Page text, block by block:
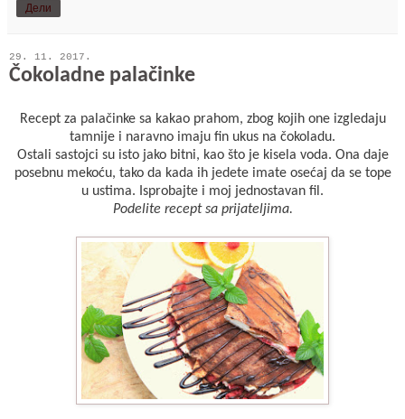
Дели
29. 11. 2017.
Čokoladne palačinke
Recept za palačinke sa kakao prahom, zbog kojih one izgledaju
tamnije i naravno imaju fin ukus na čokoladu.
Ostali sastojci su isto jako bitni, kao što je kisela voda. Ona daje
posebnu mekoću, tako da kada ih jedete imate osećaj da se tope
u ustima. Isprobajte i moj jednostavan fil.
Podelite recept sa prijateljima.